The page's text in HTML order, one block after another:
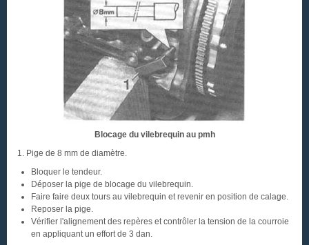
Blocage du vilebrequin au pmh
1. Pige de 8 mm de diamètre.
Bloquer le tendeur.
Déposer la pige de blocage du vilebrequin.
Faire faire deux tours au vilebrequin et revenir en position de calage.
Reposer la pige.
Vérifier l'alignement des repères et contrôler la tension de la courroie
en appliquant un effort de 3 dan.